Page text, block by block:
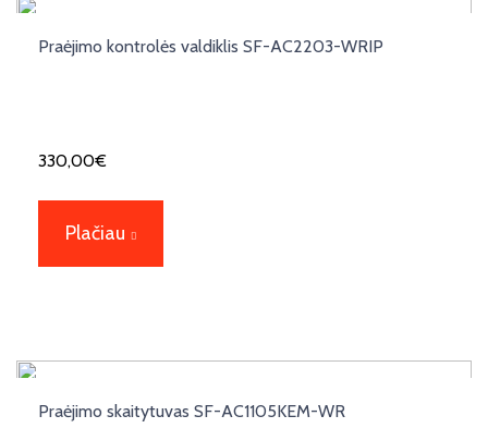
Praėjimo kontrolės valdiklis SF-AC2203-WRIP
330,00€
Plačiau
Praėjimo skaitytuvas SF-AC1105KEM-WR